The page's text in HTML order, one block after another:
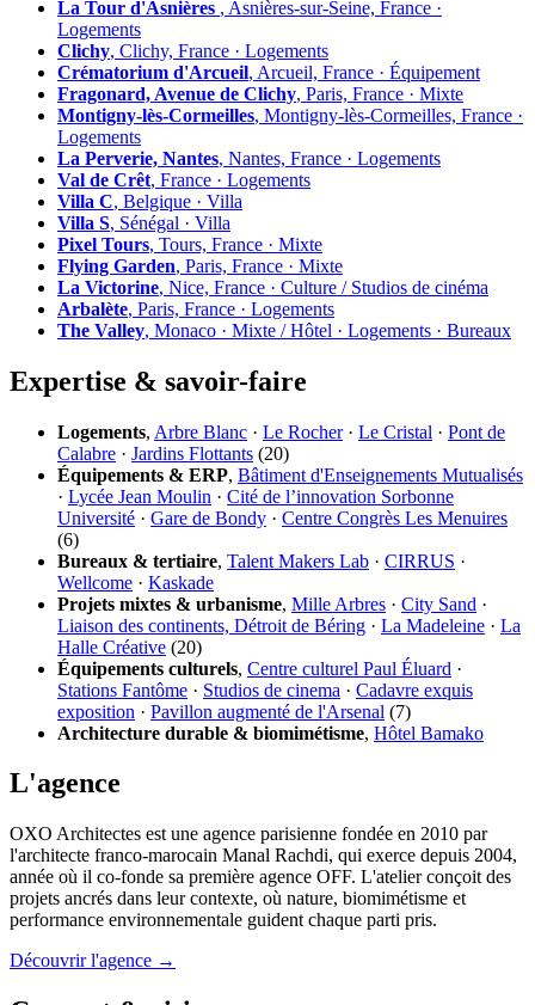
La Tour d'Asnières , Asnières-sur-Seine, France ·
Logements
Clichy, Clichy, France · Logements
Crématorium d'Arcueil, Arcueil, France · Équipement
Fragonard, Avenue de Clichy, Paris, France · Mixte
Montigny-lès-Cormeilles, Montigny-lès-Cormeilles, France ·
Logements
La Perverie, Nantes, Nantes, France · Logements
Val de Crêt, France · Logements
Villa C, Belgique · Villa
Villa S, Sénégal · Villa
Pixel Tours, Tours, France · Mixte
Flying Garden, Paris, France · Mixte
La Victorine, Nice, France · Culture / Studios de cinéma
Arbalète, Paris, France · Logements
The Valley, Monaco · Mixte / Hôtel · Logements · Bureaux
Expertise & savoir-faire
Logements, Arbre Blanc · Le Rocher· Le Cristal · Pont de
Calabre · Jardins Flottants (20)
Équipements & ERP, Bâtiment d'Enseignements Mutualisés
· Lycée Jean Moulin · Cité de l’innovation Sorbonne
Université · Gare de Bondy · Centre Congrès Les Menuires
(6)
Bureaux & tertiaire, Talent Makers Lab · CIRRUS ·
Wellcome · Kaskade
Projets mixtes & urbanisme, Mille Arbres · City Sand ·
Liaison des continents, Détroit de Béring · La Madeleine · La
Halle Créative (20)
Équipements culturels, Centre culturel Paul Éluard ·
Stations Fantôme · Studios de cinema · Cadavre exquis
exposition · Pavillon augmenté de l'Arsenal (7)
Architecture durable & biomimétisme, Hôtel Bamako
L'agence
OXO Architectes est une agence parisienne fondée en 2010 par
l'architecte franco-marocain Manal Rachdi, qui exerce depuis 2004,
année où il co-fonde sa première agence OFF. L'atelier conçoit des
projets ancrés dans leur contexte, où nature, biomimétisme et
performance environnementale guident chaque parti pris.
Découvrir l'agence →